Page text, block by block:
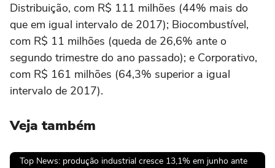
Distribuição, com R$ 111 milhões (44% mais do
que em igual intervalo de 2017); Biocombustível,
com R$ 11 milhões (queda de 26,6% ante o
segundo trimestre do ano passado); e Corporativo,
com R$ 161 milhões (64,3% superior a igual
intervalo de 2017).
Veja também
Top News: produção industrial cresce 13,1% em junho ante